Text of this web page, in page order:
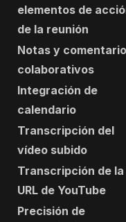
elementos de
de la reunión
Notas y
colaborativos
Integración de
calendario
Transcripción del
vídeo subido
Transcripción de la
URL de YouTube
Precisión de